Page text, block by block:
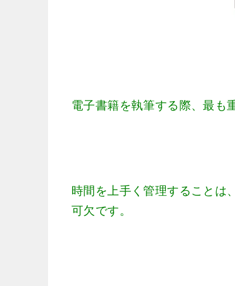
電子書籍を執筆する際、最も
時間を上手く管理することは
可欠です。